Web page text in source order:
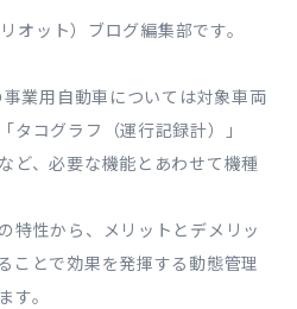
ット）ブログ編集部です。
業用自動車については対象車両
タコグラフ（運行記録計）」
ど、必要な機能とあわせて機種
特性から、メリットとデメリッ
ことで効果を発揮する動態管理
す。